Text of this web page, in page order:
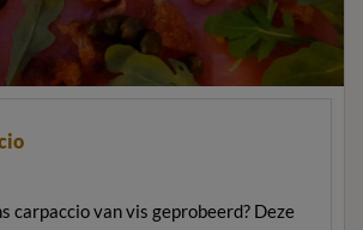
carpaccio van vis geprobeerd? Deze